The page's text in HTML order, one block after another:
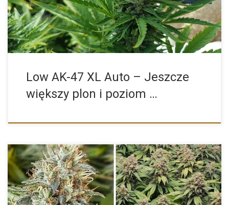
Low AK-47 XL Auto – Jeszcze
większy plon i poziom …
Amsterdam Amnesia od Dutch Passion to prawdziwy klasyk